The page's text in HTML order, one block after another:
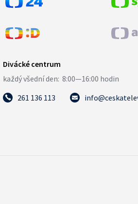
261 136 113